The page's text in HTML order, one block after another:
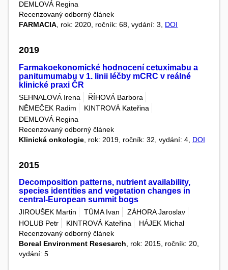
DEMLOVÁ Regina
Recenzovaný odborný článek
FARMACIA, rok: 2020, ročník: 68, vydání: 3, DOI
2019
Farmakoekonomické hodnocení cetuximabu a
panitumumabu v 1. linii léčby mCRC v reálné
klinické praxi ČR
SEHNALOVÁ Irena
ŘÍHOVÁ Barbora
NĚMEČEK Radim
KINTROVÁ Kateřina
DEMLOVÁ Regina
Recenzovaný odborný článek
Klinická onkologie , rok: 2019, ročník: 32, vydání: 4, DOI
2015
Decomposition patterns, nutrient availability,
species identities and vegetation changes in
central-European summit bogs
JIROUŠEK Martin TŮMA Ivan
ZÁHORA Jaroslav
HOLUB Petr
KINTROVÁ Kateřina
HÁJEK Michal
Recenzovaný odborný článek
Boreal Environment Resesarch , rok: 2015, ročník: 20,
vydání: 5